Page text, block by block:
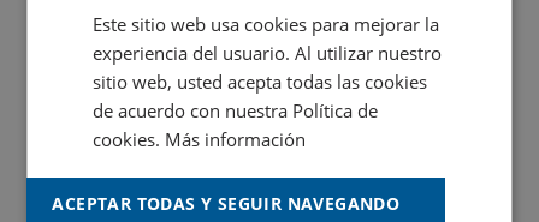
MONTÓ Industria
MONTÓ Pinturas
Este sitio web usa cookies para mejorar la
experiencia del usuario. Al utilizar nuestro
sitio web, usted acepta todas las cookies
de acuerdo con nuestra Política de
cookies. Más información
ACEPTAR TODAS Y SEGUIR NAVEGANDO